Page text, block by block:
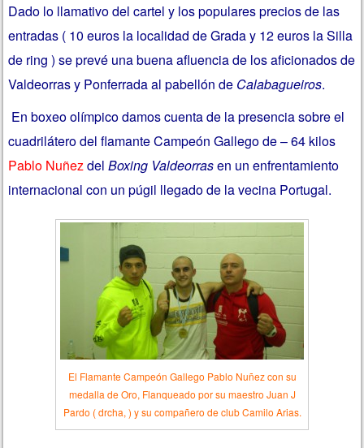
Dado lo llamativo del cartel y los populares precios de las
entradas ( 10 euros la localidad de Grada y 12 euros la Silla
de ring ) se prevé una buena afluencia de los aficionados de
Valdeorras y Ponferrada al pabellón de Calabagueiros.
En boxeo olímpico damos cuenta de la presencia sobre el
cuadrilátero del flamante Campeón Gallego de – 64 kilos
Pablo Nuñez delBoxing Valdeorrasen un enfrentamiento
internacional con un púgil llegado de la vecina Portugal.
El Flamante Campeón Gallego Pablo Nuñez con su
medalla de Oro, Flanqueado por su maestro Juan J
Pardo ( drcha, ) y su compañero de club Camilo Arias.